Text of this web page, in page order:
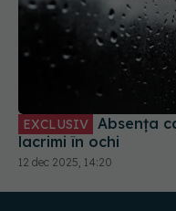
EXCLUSIV Absența care lasă cicatrici adânci și
lacrimi în ochi
12 dec 2025, 14:20